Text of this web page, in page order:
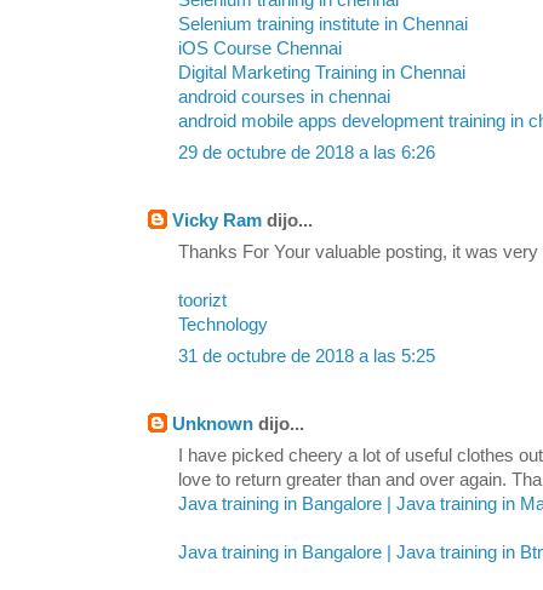
Selenium training institute in Chennai
iOS Course Chennai
Digital Marketing Training in Chennai
android courses in chennai
android mobile apps development training in
29 de octubre de 2018 a las 6:26
Vicky Ram dijo...
Thanks For Your valuable posting, it was
toorizt
Technology
31 de octubre de 2018 a las 5:25
Unknown dijo...
I have picked cheery a lot of useful clothes
love to return greater than and over again.
Java training in Bangalore | Java training in
Java training in Bangalore | Java training in